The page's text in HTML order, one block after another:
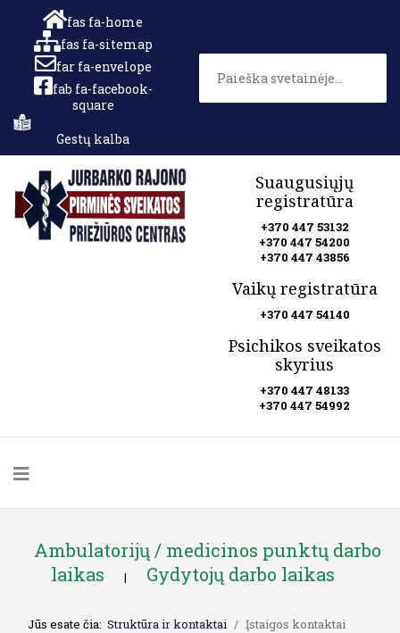
fas fa-home
fas fa-sitemap
far fa-envelope
fab fa-facebook-
square
Gestų kalba
Suaugusiųjų
registratūra
+370 447 53132
+370 447 54200
+370 447 43856
Vaikų registratūra
+370 447 54140
Psichikos sveikatos
skyrius
+370 447 48133
+370 447 54992
Ambulatorijų / medicinos punktų darbo
laikas
| Gydytojų darbo laikas
Jūs esate čia: Struktūra ir kontaktai Įstaigos kontaktai